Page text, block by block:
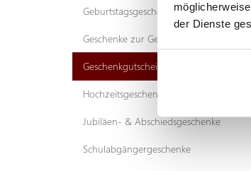
der Dienste
Geburtstagsgeschenke
Geschenke zur Geburt
Geschenkgutschein
Hochzeitsgeschenke
Jubiläen- & Abschiedsgeschenke
Schulabgängergeschenke